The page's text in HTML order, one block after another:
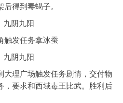
得到毒蝎子。
触发任务拿冰蚕
大理广场触发任务剧情，交付物
，要求和西域毒王比武。胜利后